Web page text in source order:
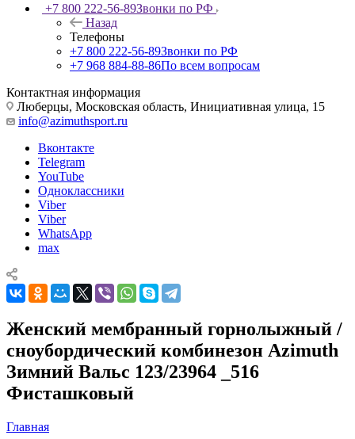
+7 800 222-56-89Звонки по РФ
Назад
Телефоны
+7 800 222-56-89Звонки по РФ
+7 968 884-88-86По всем вопросам
Контактная информация
Люберцы, Московская область, Инициативная улица, 15
info@azimuthsport.ru
Вконтакте
Telegram
YouTube
Одноклассники
Viber
Viber
WhatsApp
max
Женский мембранный горнолыжный /
сноубордический комбинезон Azimuth
Зимний Вальс 123/23964 _516
Фисташковый
Главная